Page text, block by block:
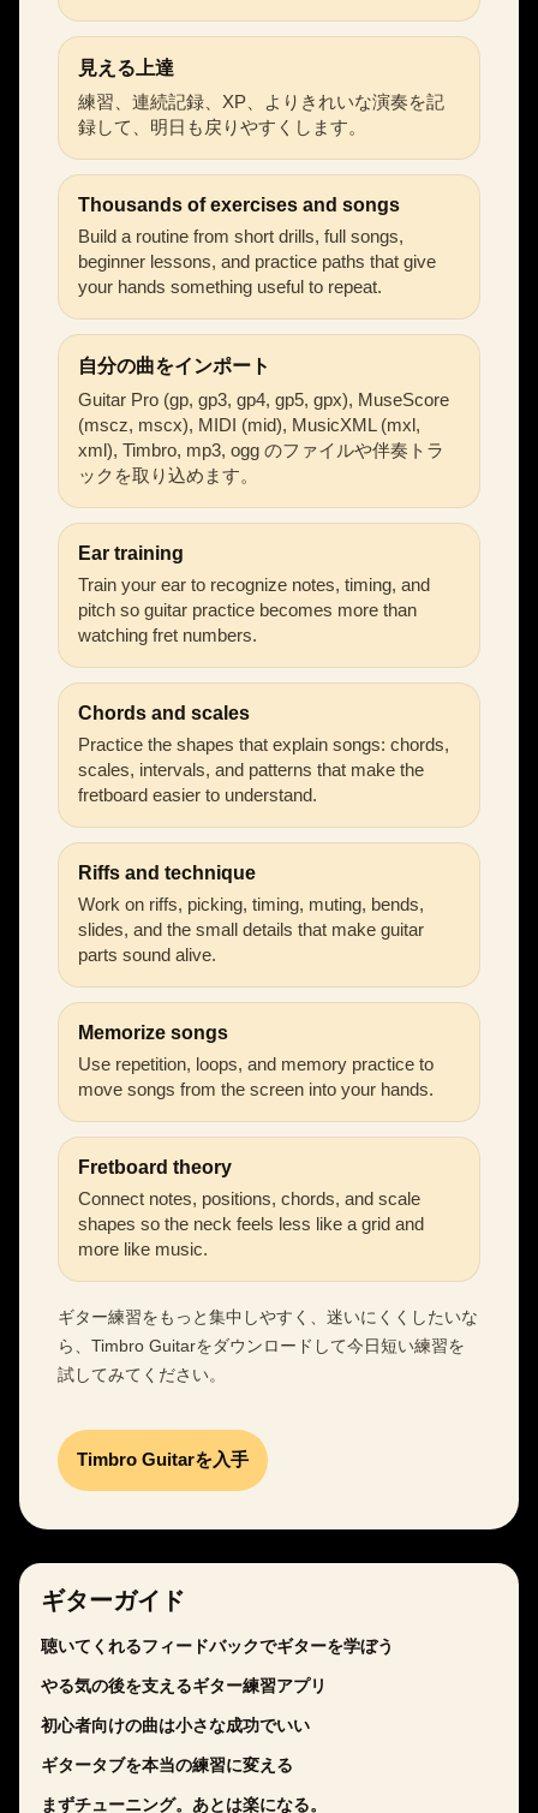
見える上達
練習、連続記録、XP、よりきれいな演奏を記
録して、明日も戻りやすくします。
Thousands of exercises and songs
Build a routine from short drills, full songs,
beginner lessons, and practice paths that give
your hands something useful to repeat.
自分の曲をインポート
Guitar Pro (gp, gp3, gp4, gp5, gpx), MuseScore
(mscz, mscx), MIDI (mid), MusicXML (mxl,
xml), Timbro, mp3, ogg のファイルや伴奏トラ
ックを取り込めます。
Ear training
Train your ear to recognize notes, timing, and
pitch so guitar practice becomes more than
watching fret numbers.
Chords and scales
Practice the shapes that explain songs: chords,
scales, intervals, and patterns that make the
fretboard easier to understand.
Riffs and technique
Work on riffs, picking, timing, muting, bends,
slides, and the small details that make guitar
parts sound alive.
Memorize songs
Use repetition, loops, and memory practice to
move songs from the screen into your hands.
Fretboard theory
Connect notes, positions, chords, and scale
shapes so the neck feels less like a grid and
more like music.
ギター練習をもっと集中しやすく、迷いにくくしたいな
ら、Timbro Guitarをダウンロードして今日短い練習を
試してみてください。
Timbro Guitarを入手
ギターガイド
聴いてくれるフィードバックでギターを学ぼう
やる気の後を支えるギター練習アプリ
初心者向けの曲は小さな成功でいい
ギタータブを本当の練習に変える
まずチューニング。あとは楽になる。